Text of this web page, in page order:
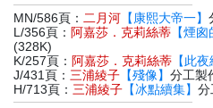
MN/586頁： 二月河 【康熙大帝一】
L/356頁： 阿嘉莎．克莉絲蒂 【煙
(328K)
K/257頁： 阿嘉莎．克莉絲蒂 【此
J/431頁： 三浦綾子 【殘像】分工製
H/713頁： 三浦綾子 【冰點續集】